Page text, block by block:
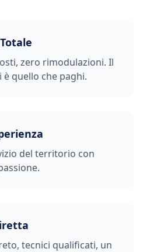
zero rimodulazioni. Il
è quello che paghi.
del territorio con
tecnici qualificati, un